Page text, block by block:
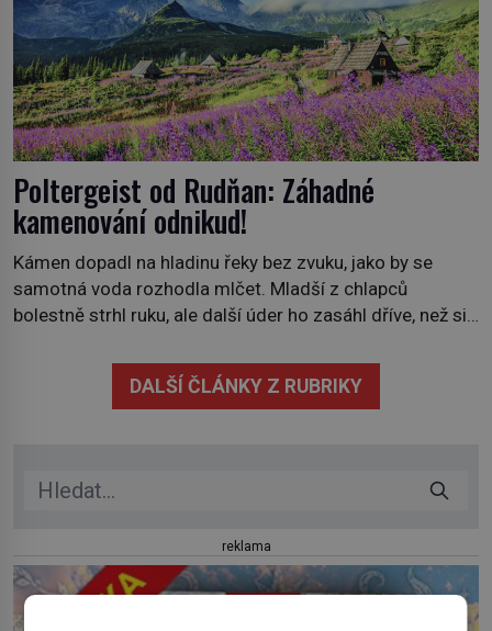
Poltergeist od Rudňan: Záhadné
kamenování odnikud!
Kámen dopadl na hladinu řeky bez zvuku, jako by se
samotná voda rozhodla mlčet. Mladší z chlapců
bolestně strhl ruku, ale další úder ho zasáhl dříve, než si
zachrčel starší student, ale v houštině na břehu nebyl
nikdo, kdo by po nich mohl cokoliv házet. A když se […]
DALŠÍ ČLÁNKY Z RUBRIKY
reklama